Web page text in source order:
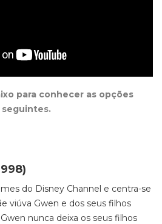
para conhecer as opções
seguintes.
do Disney Channel e centra-se
viúva Gwen e dos seus filhos
nunca deixa os seus filhos